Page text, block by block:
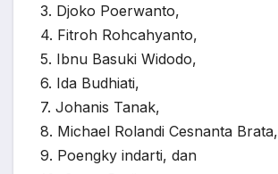
3. Djoko Poerwanto,
4. Fitroh Rohcahyanto,
5. Ibnu Basuki Widodo,
6. Ida Budhiati,
7. Johanis Tanak,
8. Michael Rolandi Cesnanta Brata,
9. Poengky indarti, dan